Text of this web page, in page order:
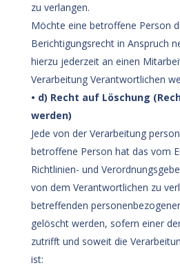
zu verlangen.
Möchte eine betroffene Person
Berichtigungsrecht in Anspruch
hierzu jederzeit an einen
Verarbeitung Verantwortlichen
• d) Recht auf Löschung
werden)
Jede von der Verarbeitung
betroffene Person hat das vom
Richtlinien- und
von dem Verantwortlichen zu
betreffenden
gelöscht werden, sofern einer
zutrifft und soweit die
ist: